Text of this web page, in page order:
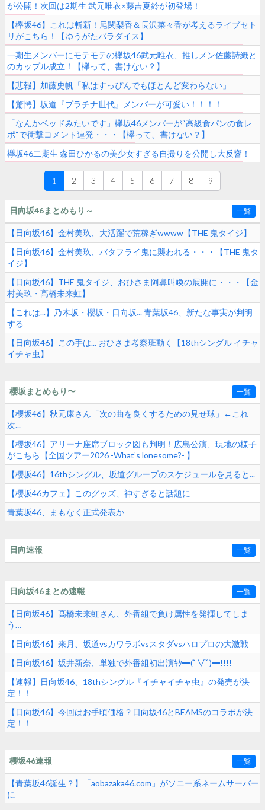
が公開！次回は2期生 武元唯衣×藤吉夏鈴が初登場！
【欅坂46】これは斬新！尾関梨香＆長沢菜々香が考えるライブセト
リがこちら！【ゆうがたパラダイス】
一期生メンバーにモテモテの欅坂46武元唯衣、推しメン佐藤詩織と
のカップル成立！【欅って、書けない？】
【悲報】加藤史帆「私はすっぴんでもほとんど変わらない」
【驚愕】坂道『プラチナ世代』メンバーが可愛い！！！！
「なんかベッドみたいです」欅坂46メンバーが“高級食パンの食レ
ポ“で衝撃コメント連発・・・【欅って、書けない？】
欅坂46二期生 森田ひかるの美少女すぎる自撮りを公開し大反響！
1 2 3 4 5 6 7 8 9
日向坂46まとめもり～ 一覧
【日向坂46】金村美玖、大活躍で荒稼ぎwwww【THE 鬼タイジ】
【日向坂46】金村美玖、バタフライ鬼に襲われる・・・【THE 鬼タ
イジ】
【日向坂46】THE 鬼タイジ、おひさま阿鼻叫喚の展開に・・・【金
村美玖・髙橋未来虹】
【これは...】乃木坂・櫻坂・日向坂... 青葉坂46、新たな事実が判明
する
【日向坂46】この手は... おひさま考察班動く【18thシングル イチャ
イチャ虫】
櫻坂まとめもり〜 一覧
【櫻坂46】秋元康さん「次の曲を良くするための見せ球」←これ
次...
【櫻坂46】アリーナ座席ブロック図も判明！広島公演、現地の様子
がこちら【全国ツアー2026 -What’s lonesome?- 】
【櫻坂46】16thシングル、坂道グループのスケジュールを見ると...
【櫻坂46カフェ】このグッズ、神すぎると話題に
青葉坂46、まもなく正式発表か
日向速報 一覧
日向坂46まとめ速報 一覧
【日向坂46】髙橋未来虹さん、外番組で負け属性を発揮してしま
う…
【日向坂46】来月、坂道vsカワラボvsスタダvsハロプロの大激戦
【日向坂46】坂井新奈、単独で外番組初出演ｷﾀ━(ﾟ∀ﾟ)━!!!!
【速報】日向坂46、18thシングル『イチャイチャ虫』の発売が決
定！！
【日向坂46】今回はお手頃価格？日向坂46とBEAMSのコラボが決
定！！
櫻坂46速報 一覧
【青葉坂46誕生？】「aobazaka46.com」がソニー系ネームサーバー
に